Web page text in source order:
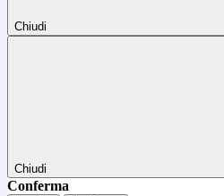
Chiudi
Chiudi
Conferma